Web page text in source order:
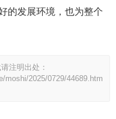
的发展环境，也为整个
注明出处：
moshi/2025/0729/44689.htm